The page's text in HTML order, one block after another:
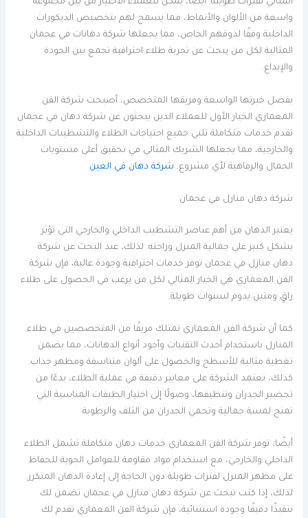
المباني لفترات طويلة. أيضًا، يمكن للعملاء الاختيار من بين مجموعة
واسعة من الألوان والأنماط، مما يسمح لهم بتخصيص الديكورات
الداخلية وفقًا لذوقهم الخاص، مما يجعلها شركة دهانات في عجمان
المثالية لكل من يبحث عن تجربة طلاء احترافية تجمع بين الجودة
والإبداع.
بفضل خبرتها الواسعة وفريقها المتخصص، أصبحت شركة الفن
المعماري الخيار الأول للعملاء الذين يبحثون عن شركة دهان في عجمان
تقدم خدمات متكاملة تلبي جميع احتياجات الطلاء والتشطيبات الداخلية
والخارجية، مما يجعلها الشريك المثالي في تحقيق أعلى مستويات
الجمال والرفاهية لأي مشروع. شركة دهان في العين
شركة دهان منازل في عجمان
يعتبر الدهان من أهم عناصر التشطيب الداخلي والخارجي التي تؤثر
بشكل كبير على جمالية المنزل وراحته. لذلك، عند البحث عن شركة
دهان منازل في عجمان توفر خدمات احترافية وجودة عالية، فإن شركة
الفن المعماري هي الخيار المثالي لكل من يرغب في الحصول على طلاء
راقٍ ومتين يدوم لسنوات طويلة.
كما أن شركة الفن المعماري تمتلك فريقًا من المتخصصين في طلاء
المنازل باستخدام أحدث التقنيات وأجود أنواع الدهانات، مما يضمن
تغطية مثالية للأسطح والحصول على ألوان متناسقة ومظهر جذاب.
كذلك، تعتمد الشركة على معايير دقيقة في عملية الطلاء، بدءًا من
تحضير الجدران وتنظيفها، وصولًا إلى اختيار الطبقات المناسبة التي
تمنح لمسة جمالية وتحمي الجدران من التلف والرطوبة.
أيضًا، توفر شركة الفن المعماري خدمات دهان متكاملة تشمل الطلاء
الداخلي والخارجي، مع استخدام مواد مقاومة للعوامل الجوية للحفاظ
على مظهر المنزل لفترات طويلة دون الحاجة إلى إعادة الدهان المتكرر.
لذلك، إذا كنت تبحث عن شركة دهان منازل في عجمان تضمن لك
تنفيذًا دقيقًا وجودة استثنائية، فإن شركة الفن المعماري تقدم لك